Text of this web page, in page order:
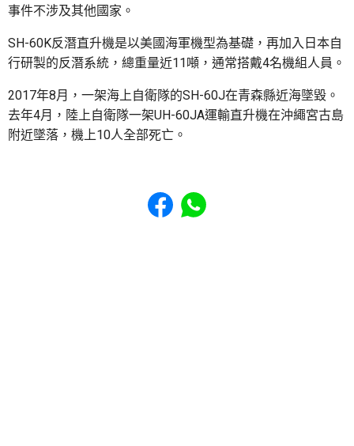
事件不涉及其他國家。
SH-60K反潛直升機是以美國海軍機型為基礎，再加入日本自
行研製的反潛系統，總重量近11噸，通常搭戴4名機組人員。
2017年8月，一架海上自衛隊的SH-60J在青森縣近海墜毀。
去年4月，陸上自衛隊一架UH-60JA運輸直升機在沖繩宮古島
附近墜落，機上10人全部死亡。
Share to Facebook
Share to WhatsApp